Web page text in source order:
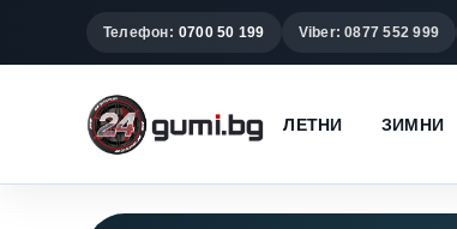
Телефон: 0700 50 199 Viber: 0877 552 999
ЛЕТНИ ЗИМНИ